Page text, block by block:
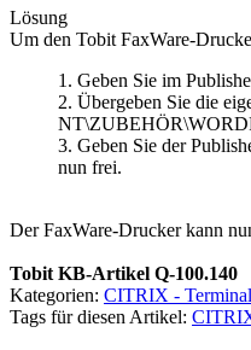
Lösung
Um den Tobit FaxWare-
1. Geben Sie im
2. Übergeben Sie die
3. Geben Sie der
nun frei.
Der FaxWare-Drucker kann
Tobit KB-Artikel Q-100.140
Kategorien: CITRIX -
Tags für diesen Artikel: